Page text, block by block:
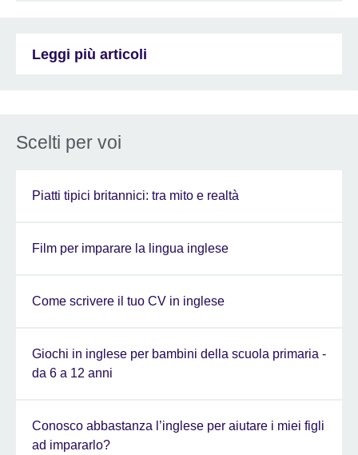
Leggi più articoli
Scelti per voi
Piatti tipici britannici: tra mito e realtà
Film per imparare la lingua inglese
Come scrivere il tuo CV in inglese
Giochi in inglese per bambini della scuola primaria -
da 6 a 12 anni
Conosco abbastanza l’inglese per aiutare i miei figli
ad impararlo?